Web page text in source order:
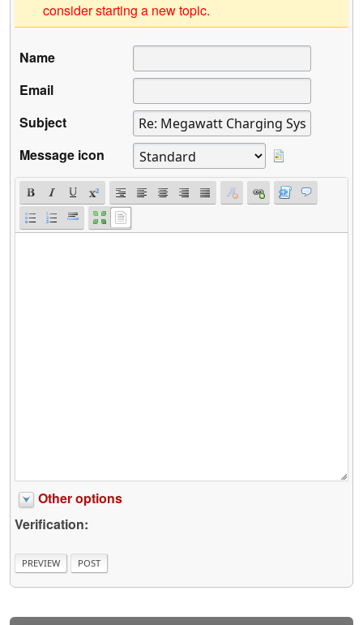
consider starting a new topic.
Name
Email
Subject
Message icon
Other options
Verification: